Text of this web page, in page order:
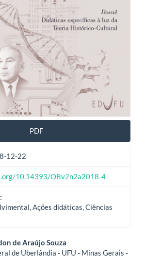
PDF
12-22
10.14393/OBv2n2a2018-4
Ações didáticas, Ciências
de Araújo Souza
de Uberlândia - UFU - Minas Gerais -